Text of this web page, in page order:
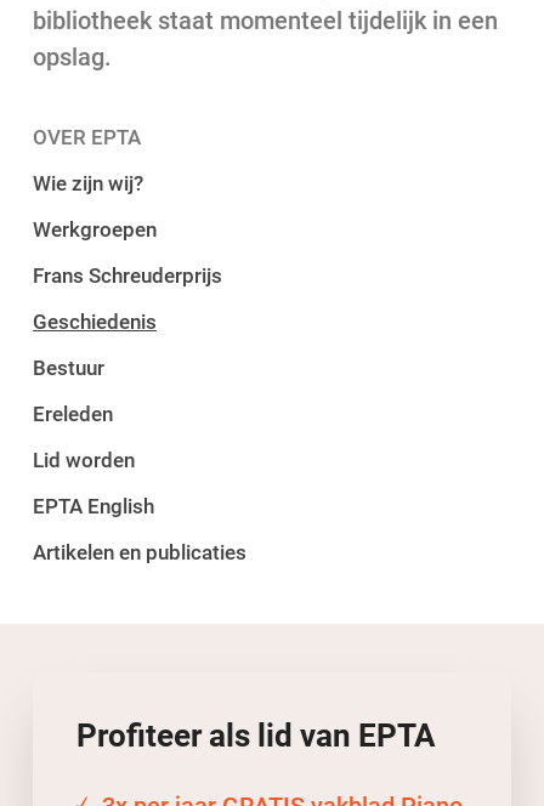
OVER EPTA
Wie zijn wij?
Werkgroepen
Frans Schreuderprijs
Geschiedenis
Bestuur
Ereleden
Lid worden
EPTA English
Artikelen en publicaties
bibliotheek staat momenteel tijdelijk in een
opslag.
Profiteer als lid van EPTA